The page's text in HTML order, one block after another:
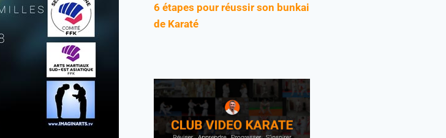
6 étapes pour réussir son bunkai
de Karaté